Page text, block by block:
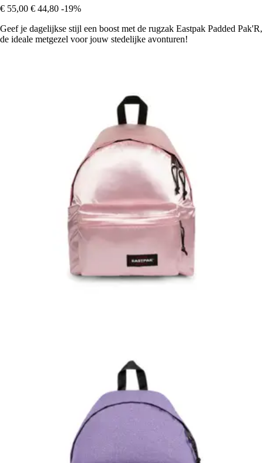
€ 55,00 € 44,80 -19%
Geef je dagelijkse stijl een boost met de rugzak Eastpak Padded Pak'R,
de ideale metgezel voor jouw stedelijke avonturen!